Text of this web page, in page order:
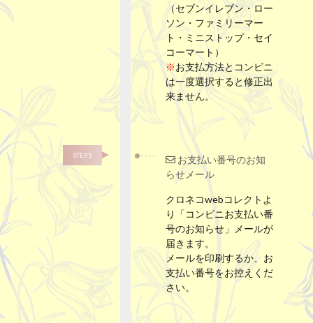
（セブンイレブン・ロー
ソン・ファミリーマー
ト・ミニストップ・セイ
コーマート）
※お支払方法とコンビニ
は一度選択すると修正出
来ません。
STEP.5
お支払い番号のお知
らせメール
クロネコwebコレクトよ
り「コンビニお支払い番
号のお知らせ」メールが
届きます。
メールを印刷するか、お
支払い番号をお控えくだ
さい。